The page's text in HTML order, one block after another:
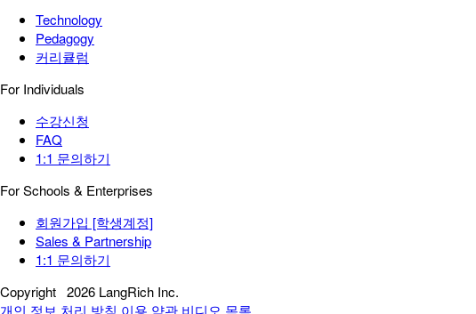
Technology
Pedagogy
커리큘럼
For Individuals
수강신청
FAQ
1:1 문의하기
For Schools & Enterprises
회원가입 [학생계정]
Sales & Partnership
1:1 문의하기
Copyright 2026 LangRich Inc.